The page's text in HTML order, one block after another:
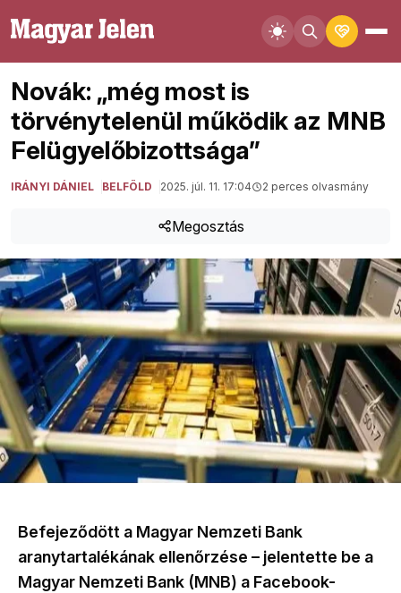
Novák: „még most is
törvénytelenül működik az MNB
Felügyelőbizottsága”
IRÁNYI DÁNIEL BELFÖLD 2025. júl. 11. 17:04 2 perces olvasmány
Megosztás
Befejeződött a Magyar Nemzeti Bank
aranytartalékának ellenőrzése – jelentette be a
Magyar Nemzeti Bank (MNB) a Facebook-